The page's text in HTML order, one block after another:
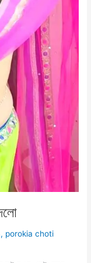
, porokia choti